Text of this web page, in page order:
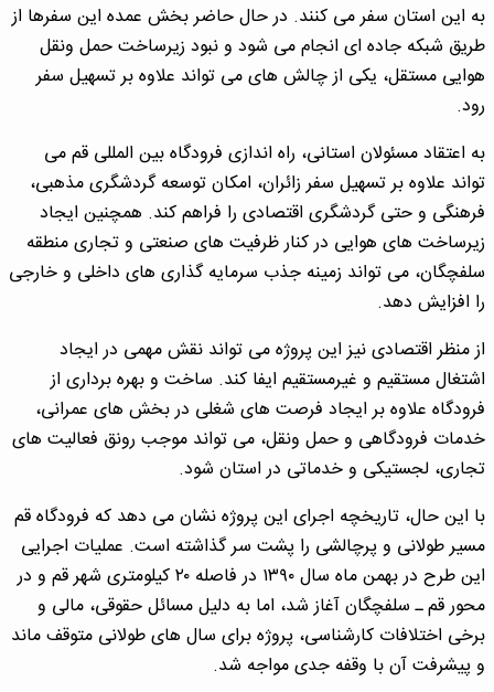
به این استان سفر می کنند. در حال حاضر بخش عمده این سفرها از
طریق شبکه جاده ای انجام می شود و نبود زیرساخت حمل ونقل
هوایی مستقل، یکی از چالش های می تواند علاوه بر تسهیل سفر
رود.
به اعتقاد مسئولان استانی، راه اندازی فرودگاه بین المللی قم می
تواند علاوه بر تسهیل سفر زائران، امکان توسعه گردشگری مذهبی،
فرهنگی و حتی گردشگری اقتصادی را فراهم کند. همچنین ایجاد
زیرساخت های هوایی در کنار ظرفیت های صنعتی و تجاری منطقه
سلفچگان، می تواند زمینه جذب سرمایه گذاری های داخلی و خارجی
را افزایش دهد.
از منظر اقتصادی نیز این پروژه می تواند نقش مهمی در ایجاد
اشتغال مستقیم و غیرمستقیم ایفا کند. ساخت و بهره برداری از
فرودگاه علاوه بر ایجاد فرصت های شغلی در بخش های عمرانی،
خدمات فرودگاهی و حمل ونقل، می تواند موجب رونق فعالیت های
تجاری، لجستیکی و خدماتی در استان شود.
با این حال، تاریخچه اجرای این پروژه نشان می دهد که فرودگاه قم
مسیر طولانی و پرچالشی را پشت سر گذاشته است. عملیات اجرایی
این طرح در بهمن ماه سال ۱۳۹۰ در فاصله ۲۰ کیلومتری شهر قم و در
محور قم ـ سلفچگان آغاز شد، اما به دلیل مسائل حقوقی، مالی و
برخی اختلافات کارشناسی، پروژه برای سال های طولانی متوقف ماند
و پیشرفت آن با وقفه جدی مواجه شد.